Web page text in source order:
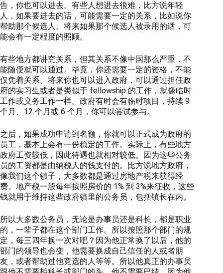
告，你也可以进去。有些人想进去很难，比方说年轻
人，如果要进去的话，可能需要一定的关系，比如说你
帮助那个候选人。将来如果那个候选人被录用的话，可
能会有一定程度的照顾。
有些地方都讲究关系，但其关系不像中国那么严重，不
能随便就可以通过。毕竟，你还需要一定的资格，不能
仅凭着关系。将来你也可以进入政府，可以通过担任政
府的实习生或者是类似于 fellowship 的工作，就像临时
工作或义务工作一样。政府有时会有临时项目，持续 9
个月、12 个月或 6 个月，你可以尝试参与。
之后，如果成功申请到名额，你就可以正式成为政府的
员工，基本上会有一份稳定的工作。实际上，有些地方
政府工资较低，因此待遇也就相对较低。因为这些公务
员的工资都是由纳税人的钱支付的。比方说地方政府，
像我们这个镇子，大多数都是通过房地产税来获得经
费。地产税一般每年按照房价的 1% 到 3%来征收，这些
钱就用于维持这些政府镇里的公务员，包括镇长在内。
所以大多数公务员，无论是办事员还是科长，都是职业
的，一辈子都在这个部门工作。所以按照那个部门的规
定，每三四年换一次对吧？因为他正常换了以后，他的
部门的领导也会变，他需要换成自己信任的人或者朋
友，或者帮助过他竞选的人等等。所以他真正的办事员